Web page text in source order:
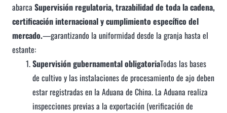
abarca Supervisión regulatoria, trazabilidad de toda la cadena,
certificación internacional y cumplimiento específico del
mercado.—garantizando la uniformidad desde la granja hasta el
estante:
Supervisión gubernamental obligatoriaTodas las bases
de cultivo y las instalaciones de procesamiento de ajo deben
estar registradas en la Aduana de China. La Aduana realiza
inspecciones previas a la exportación (verificación de